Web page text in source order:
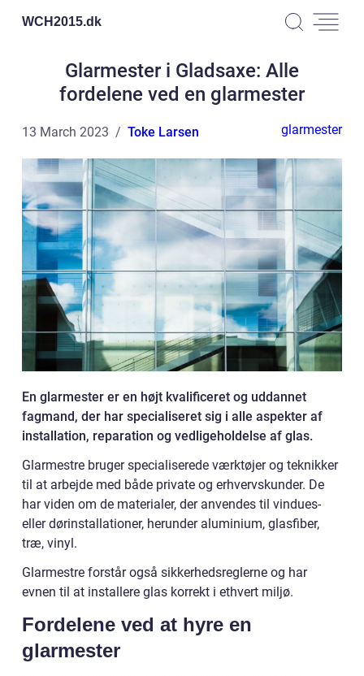
WCH2015.dk
Glarmester i Gladsaxe: Alle
fordelene ved en glarmester
13 March 2023 Toke Larsen glarmester
En glarmester er en højt kvalificeret og uddannet
fagmand, der har specialiseret sig i alle aspekter af
installation, reparation og vedligeholdelse af glas.
Glarmestre bruger specialiserede værktøjer og teknikker
til at arbejde med både private og erhvervskunder. De
har viden om de materialer, der anvendes til vindues-
eller dørinstallationer, herunder aluminium, glasfiber,
træ, vinyl.
Glarmestre forstår også sikkerhedsreglerne og har
evnen til at installere glas korrekt i ethvert miljø.
Fordelene ved at hyre en
glarmester